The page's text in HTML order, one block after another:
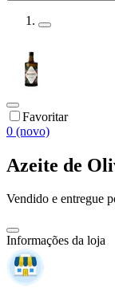
Favoritar
0 (novo)
Azeite de
Vendido e entregue
Informações da loja